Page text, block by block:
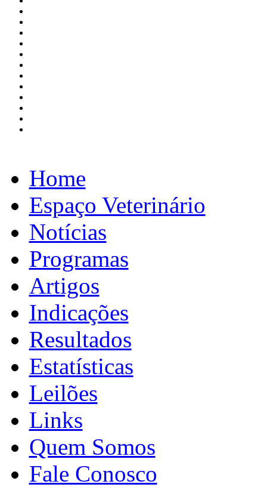
Home
Espaço Veterinário
Notícias
Programas
Artigos
Indicações
Resultados
Estatísticas
Leilões
Links
Quem Somos
Fale Conosco